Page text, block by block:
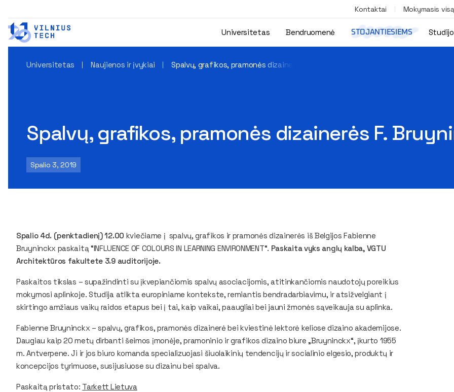
Kontaktai Mokymasis
Universitetas Bendruomenė STOJANTIESIEMS
Universitetas Naujienos ir įvykiai Spalvų, grafikos, pramonės dizainerės F. Bruyninckx paskaita
Spalvų, grafikos, pramonės dizainerės F.
Spalio 3, 2019
Spalio 4d. (penktadienį) 12.00 kviečiame į spalvų, grafikos ir pramonės dizainerės iš Belgijos Fabienne
Bruyninckx paskaitą “INFLUENCE OF COLOURS IN LEARNING ENVIRONMENT“. Paskaita vyks anglų kalba, VGTU
Architektūros fakultete 3.9 auditorijoje.
Paskaitos tikslas – supažindinti su įkvepiančiomis spalvų asociacijomis, atitinkančiomis naudotojų poreikius
mokymosi aplinkoje. Studija atlikta europiniame kontekste, remiantis bendradarbiavimu, ir atsižvelgiant į
skirtingo amžiaus vaikų raidos etapus bei į tai, kaip vaikai, paaugliai bei jauni žmonės sąveikauja su aplinka.
Fabienne Bruyninckx – spalvų, grafikos, pramonės dizainerė bei kviestinė lektorė keliose dizaino akademijose.
Daugiau kaip 20 metų dirbanti šeimos įmonėje, pramoninio ir grafikos dizaino biure „Bruyninckx“, įkurto 1955
m. Antverpene. Ji ir jos biuro komanda specializuojasi šiuolaikinių tendencijų ir socialinio elgesio, produktų ir
koncepcijos tyrimuose, susijusiuose su dizainu bei spalva.
Paskaitą pristato: Tarkett Lietuva